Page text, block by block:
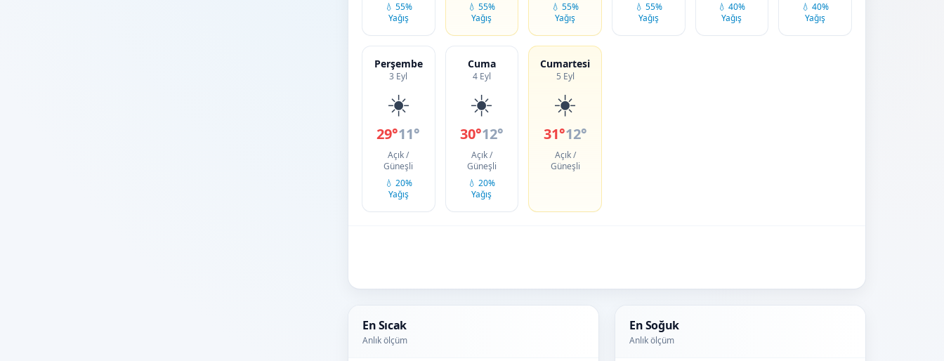
💧 55%
Yağış
💧 55%
Yağış
💧 55%
Yağış
💧 55%
Yağış
💧 40%
Yağış
💧 40%
Yağış
Perşembe
3 Eyl
☀️
29°11°
Açık /
Güneşli
💧 20%
Yağış
Cuma
4 Eyl
☀️
30°12°
Açık /
Güneşli
💧 20%
Yağış
Cumartesi
5 Eyl
☀️
31°12°
Açık /
Güneşli
En Sıcak
Anlık ölçüm
En Soğuk
Anlık ölçüm